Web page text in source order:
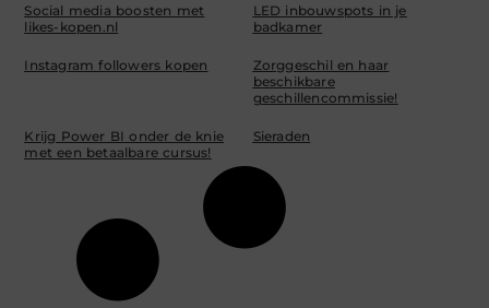
Social media boosten met
likes-kopen.nl
LED inbouwspots in je
badkamer
Instagram followers kopen
Zorggeschil en haar
beschikbare
geschillencommissie!
Krijg Power BI onder de knie
met een betaalbare cursus!
Sieraden